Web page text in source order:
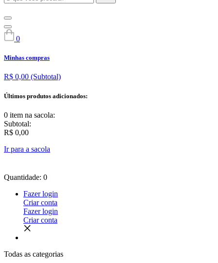
0
Minhas compras
R$ 0,00 (Subtotal)
Últimos produtos adicionados:
0 item na sacola:
Subtotal:
R$ 0,00
Ir para a sacola
Quantidade: 0
Fazer login
Criar conta
Fazer login
Criar conta
Todas as categorias